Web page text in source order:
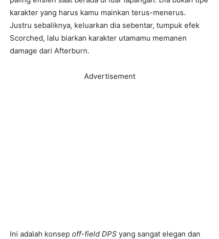
karakter yang harus kamu mainkan terus-menerus.
Justru sebaliknya, keluarkan dia sebentar, tumpuk efek
Scorched, lalu biarkan karakter utamamu memanen
damage dari Afterburn.
Advertisement
Ini adalah konsep off-field DPS yang sangat elegan dan